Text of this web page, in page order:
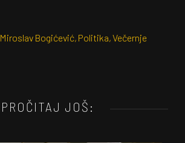
Miroslav Bogićević, Politika,Večernje
PROČITAJ JOŠ: